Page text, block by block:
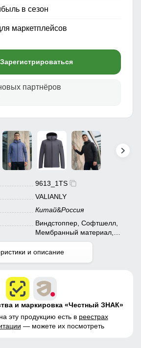
в сезон
маркетплейсов
Зарегистрироваться
партнёров
9613_1TS
VALIANLY
Китай&Россия
Виндстоппер, Софтшелл,
Мембранный материал,
Полиэстер
и описание
и маркировка «Честный ЗНАК»
эту продукцию есть в реестрах
— можете их посмотреть